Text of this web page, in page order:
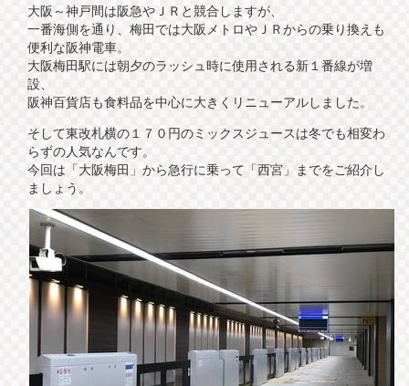
大阪～神戸間は阪急やＪＲと競合しますが、
一番海側を通り、梅田では大阪メトロやＪＲからの乗り換えも
便利な阪神電車。
大阪梅田駅には朝夕のラッシュ時に使用される新１番線が増
設、
阪神百貨店も食料品を中心に大きくリニューアルしました。
そして東改札横の１７０円のミックスジュースは冬でも相変わ
らずの人気なんです。
今回は「大阪梅田」から急行に乗って「西宮」までをご紹介し
ましょう。